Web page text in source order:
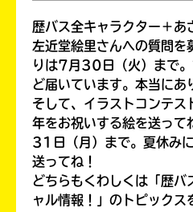
歴バス全キャラクター＋あ
左近堂絵里さんへの質問
りは7月30日（火）まで
ど届いています。本当にあ
そして、イラストコンテス
年をお祝いする絵を送っ
31日（月）まで。夏休み
送ってね！
どちらもくわしくは「歴バ
ャル情報！」のトピックス